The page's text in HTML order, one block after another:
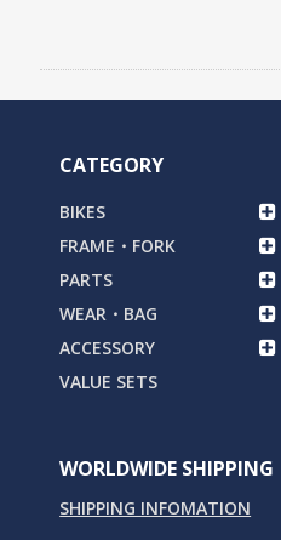
CATEGORY
BIKES
FRAME・FORK
PARTS
WEAR・BAG
ACCESSORY
VALUE SETS
WORLDWIDE SHIPPING
SHIPPING INFOMATION